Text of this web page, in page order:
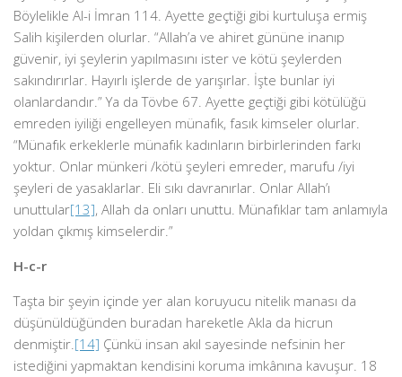
Böylelikle Al-i İmran 114. Ayette geçtiği gibi kurtuluşa ermiş
Salih kişilerden olurlar. “Allah’a ve ahiret gününe inanıp
güvenir, iyi şeylerin yapılmasını ister ve kötü şeylerden
sakındırırlar. Hayırlı işlerde de yarışırlar. İşte bunlar iyi
olanlardandır.” Ya da Tövbe 67. Ayette geçtiği gibi kötülüğü
emreden iyiliği engelleyen münafık, fasık kimseler olurlar.
“Münafık erkeklerle münafık kadınların birbirlerinden farkı
yoktur. Onlar münkeri /kötü şeyleri emreder, marufu /iyi
şeyleri de yasaklarlar. Eli sıkı davranırlar. Onlar Allah’ı
unuttular[13], Allah da onları unuttu. Münafıklar tam anlamıyla
yoldan çıkmış kimselerdir.”
H-c-r
Taşta bir şeyin içinde yer alan koruyucu nitelik manası da
düşünüldüğünden buradan hareketle Akla da hicrun
denmiştir.[14] Çünkü insan akıl sayesinde nefsinin her
istediğini yapmaktan kendisini koruma imkânına kavuşur. 18